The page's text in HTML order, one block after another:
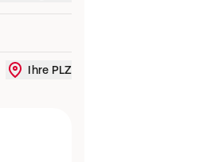
Liefergebiet ändern oder Standort
Ihre PLZ